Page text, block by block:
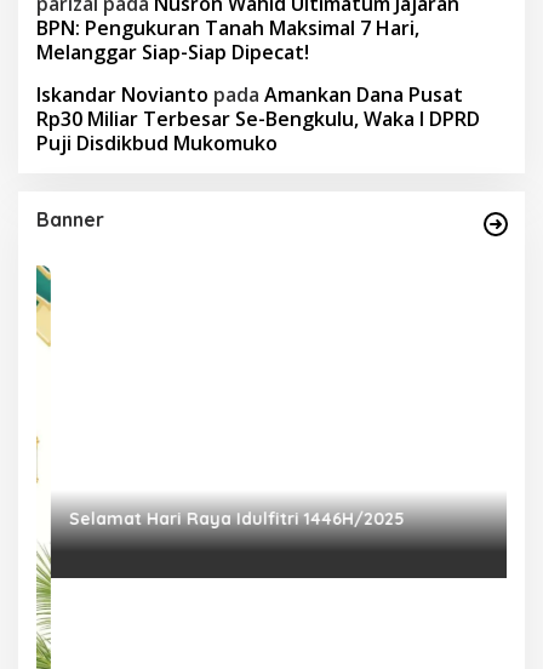
BPN: Pengukuran Tanah Maksimal 7 Hari,
Melanggar Siap-Siap Dipecat!
Iskandar Novianto pada Amankan Dana Pusat
Rp30 Miliar Terbesar Se-Bengkulu, Waka I DPRD
Puji Disdikbud Mukomuko
Banner
Selamat Hari Raya Idulfitri 1446H/2025